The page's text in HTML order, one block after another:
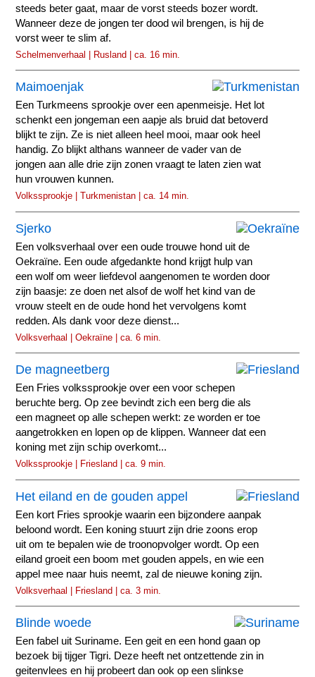
steeds beter gaat, maar de vorst steeds bozer wordt.
Wanneer deze de jongen ter dood wil brengen, is hij de
vorst weer te slim af.
Schelmenverhaal | Rusland | ca. 16 min.
Maimoenjak
Een Turkmeens sprookje over een apenmeisje. Het lot
schenkt een jongeman een aapje als bruid dat betoverd
blijkt te zijn. Ze is niet alleen heel mooi, maar ook heel
handig. Zo blijkt althans wanneer de vader van de
jongen aan alle drie zijn zonen vraagt te laten zien wat
hun vrouwen kunnen.
Volkssprookje | Turkmenistan | ca. 14 min.
Sjerko
Een volksverhaal over een oude trouwe hond uit de
Oekraïne. Een oude afgedankte hond krijgt hulp van
een wolf om weer liefdevol aangenomen te worden door
zijn baasje: ze doen net alsof de wolf het kind van de
vrouw steelt en de oude hond het vervolgens komt
redden. Als dank voor deze dienst...
Volksverhaal | Oekraïne | ca. 6 min.
De magneetberg
Een Fries volkssprookje over een voor schepen
beruchte berg. Op zee bevindt zich een berg die als
een magneet op alle schepen werkt: ze worden er toe
aangetrokken en lopen op de klippen. Wanneer dat een
koning met zijn schip overkomt...
Volkssprookje | Friesland | ca. 9 min.
Het eiland en de gouden appel
Een kort Fries sprookje waarin een bijzondere aanpak
beloond wordt. Een koning stuurt zijn drie zoons erop
uit om te bepalen wie de troonopvolger wordt. Op een
eiland groeit een boom met gouden appels, en wie een
appel mee naar huis neemt, zal de nieuwe koning zijn.
Volksverhaal | Friesland | ca. 3 min.
Blinde woede
Een fabel uit Suriname. Een geit en een hond gaan op
bezoek bij tijger Tigri. Deze heeft net ontzettende zin in
geitenvlees en hij probeert dan ook op een slinkse